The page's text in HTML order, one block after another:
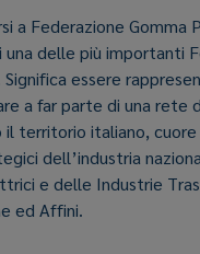
a Federazione Gomma
delle più importanti
essere
a far parte di una rete
territorio italiano,
dell’industria
e delle Industrie
ed Affini.